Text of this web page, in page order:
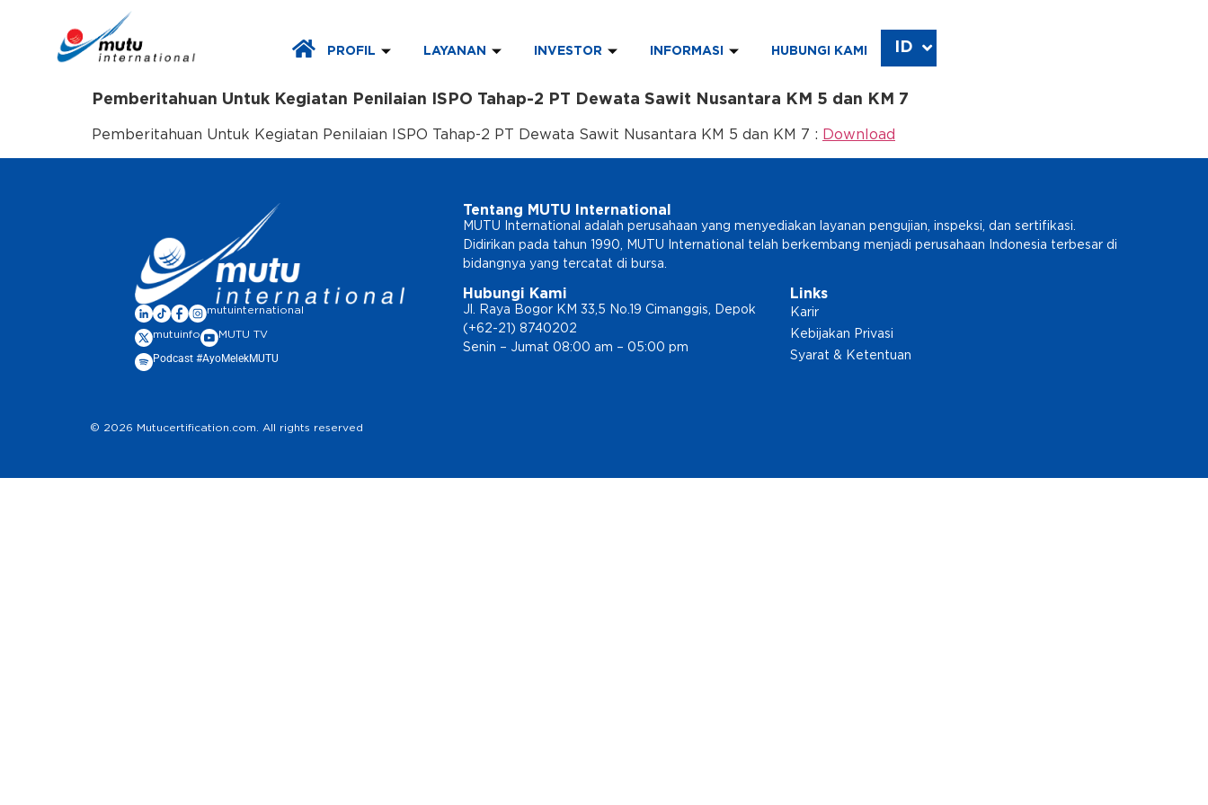
PROFIL LAYANAN INVESTOR INFORMASI HUBUNGI KAMI ID
EN
Pemberitahuan Untuk Kegiatan Penilaian ISPO Tahap-2 PT Dewata Sawit Nusantara KM 5 dan KM 7
Pemberitahuan Untuk Kegiatan Penilaian ISPO Tahap-2 PT Dewata Sawit Nusantara KM 5 dan KM 7 : Download
mutuinternational
mutuinfo MUTU TV
Podcast #AyoMelekMUTU
Tentang MUTU International
MUTU International adalah perusahaan yang menyediakan layanan pengujian, inspeksi, dan sertifikasi.
Didirikan pada tahun 1990, MUTU International telah berkembang menjadi perusahaan Indonesia terbesar di
bidangnya yang tercatat di bursa.
Hubungi Kami
Jl. Raya Bogor KM 33,5 No.19 Cimanggis, Depok
(+62-21) 8740202
Senin – Jumat 08:00 am – 05:00 pm
Links
Karir
Kebijakan Privasi
Syarat & Ketentuan
© 2026 Mutucertification.com. All rights reserved